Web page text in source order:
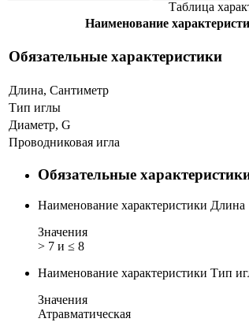
Таблица
Наименование
Обязательные характеристики
Длина, Сантиметр
Тип иглы
Диаметр, G
Проводниковая игла
Обязательные
Наименование характеристики Длина
Значения
> 7 и ≤ 8
Наименование характеристики Тип
Значения
Атравматическая